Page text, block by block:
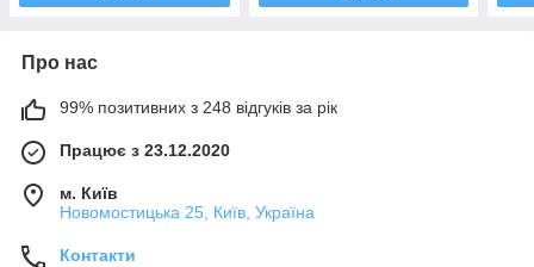
Про нас
99% позитивних з 248 відгуків за рік
Працює з 23.12.2020
м. Київ
Новомостицька 25, Київ, Україна
Контакти